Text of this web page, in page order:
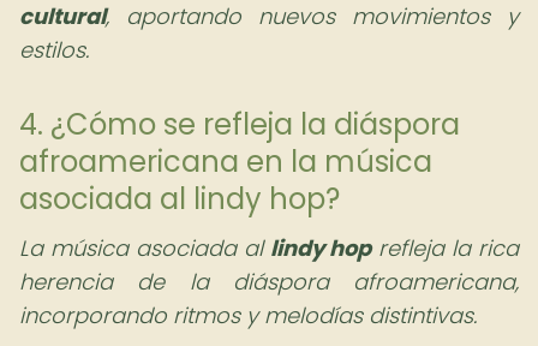
cultural, aportando nuevos movimientos y
estilos.
4. ¿Cómo se refleja la diáspora
afroamericana en la música
asociada al lindy hop?
La música asociada al lindy hoprefleja la rica
herencia de la diáspora afroamericana,
incorporando ritmos y melodías distintivas.